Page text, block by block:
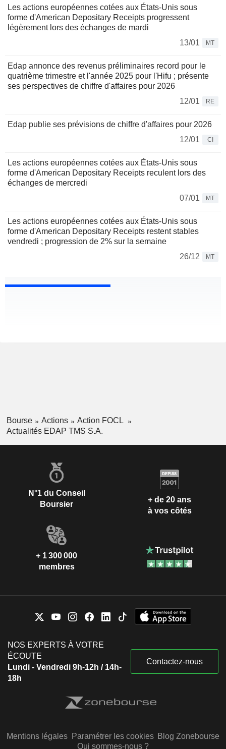
Les actions européennes cotées aux États-Unis sous
forme d'American Depositary Receipts progressent
légèrement lors des échanges de mardi
13/01
MT
Edap annonce des revenus préliminaires record pour le
quatrième trimestre et l'année 2025 pour l'Hifu ; présente
ses perspectives de chiffre d'affaires pour 2026
12/01
RE
Edap publie ses prévisions de chiffre d'affaires pour 2026
12/01
CI
Les actions européennes cotées aux États-Unis sous
forme d'American Depositary Receipts reculent lors des
échanges de mercredi
07/01
MT
Les actions européennes cotées aux États-Unis sous
forme d'American Depositary Receipts restent stables
vendredi ; progression de 2% sur la semaine
26/12
MT
Bourse Actions
Action FOCL
Actualités EDAP TMS S.A.
N°1 du Conseil
Boursier
+ de 20 ans
à vos côtés
+ 1 300 000
membres
NOS EXPERTS À VOTRE
ÉCOUTE
Lundi - Vendredi 9h-12h / 14h-
18h
Contactez-nous
Mentions légales Paramétrer les cookies Blog Zonebourse
Qui sommes-nous ?